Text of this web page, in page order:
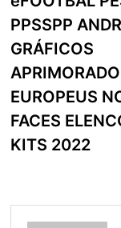
de
artigos
PPSSPP
GRÁFICOS
EUROPEUS
FACES
KITS 2022